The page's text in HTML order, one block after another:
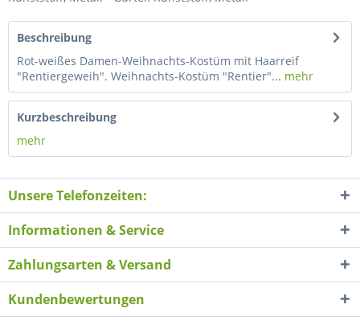
Beschreibung
Rot-weißes Damen-Weihnachts-Kostüm mit Haarreif
"Rentiergeweih". Weihnachts-Kostüm "Rentier"... mehr
Kurzbeschreibung
mehr
Unsere Telefonzeiten:
Informationen & Service
Zahlungsarten & Versand
Kundenbewertungen